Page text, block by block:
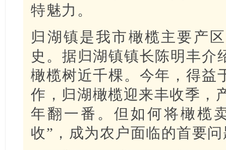
特魅力。
归湖镇是我市橄榄主要产
史。据归湖镇镇长陈明丰介
橄榄树近千棵。今年，得益
作，归湖橄榄迎来丰收季，
年翻一番。但如何将橄榄
收”，成为农户面临的首要